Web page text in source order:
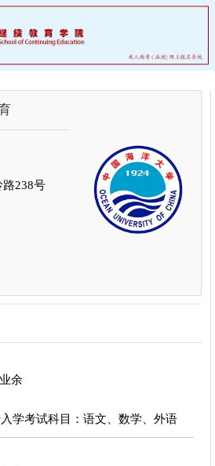
238号
业余
学考试科目：语文、数学、外语